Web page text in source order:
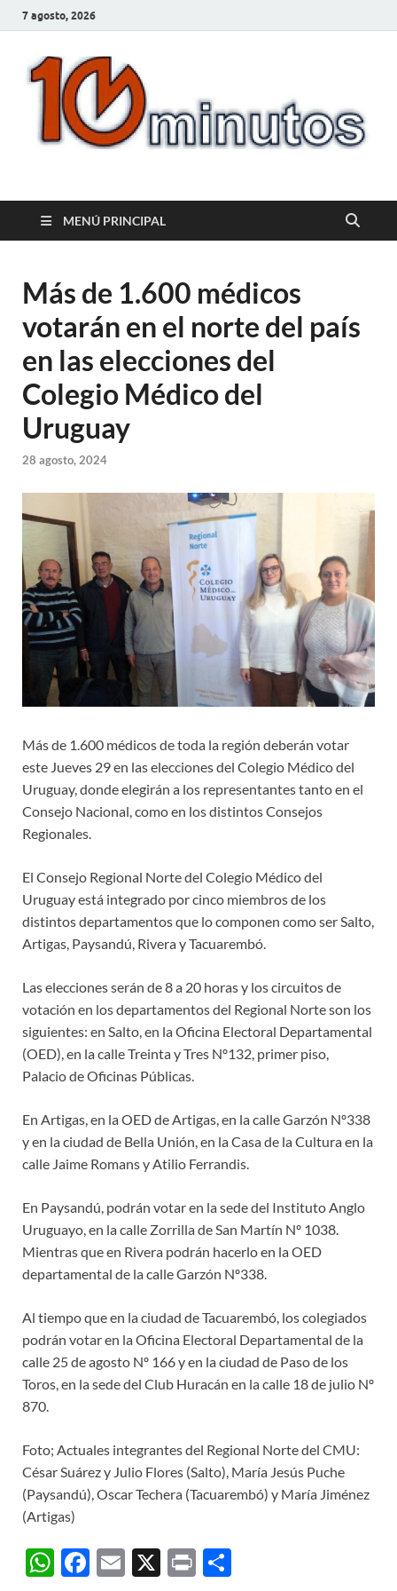
7 agosto, 2026
10minutos.com.uy
MENÚ PRINCIPAL
Más de 1.600 médicos
votarán en el norte del país
en las elecciones del
Colegio Médico del
Uruguay
28 agosto, 2024
Más de 1.600 médicos de toda la región deberán votar
este Jueves 29 en las elecciones del Colegio Médico del
Uruguay, donde elegirán a los representantes tanto en el
Consejo Nacional, como en los distintos Consejos
Regionales.
El Consejo Regional Norte del Colegio Médico del
Uruguay está integrado por cinco miembros de los
distintos departamentos que lo componen como ser Salto,
Artigas, Paysandú, Rivera y Tacuarembó.
Las elecciones serán de 8 a 20 horas y los circuitos de
votación en los departamentos del Regional Norte son los
siguientes: en Salto, en la Oficina Electoral Departamental
(OED), en la calle Treinta y Tres Nº132, primer piso,
Palacio de Oficinas Públicas.
En Artigas, en la OED de Artigas, en la calle Garzón Nº338
y en la ciudad de Bella Unión, en la Casa de la Cultura en la
calle Jaime Romans y Atilio Ferrandis.
En Paysandú, podrán votar en la sede del Instituto Anglo
Uruguayo, en la calle Zorrilla de San Martín Nº 1038.
Mientras que en Rivera podrán hacerlo en la OED
departamental de la calle Garzón Nº338.
Al tiempo que en la ciudad de Tacuarembó, los colegiados
podrán votar en la Oficina Electoral Departamental de la
calle 25 de agosto Nº 166 y en la ciudad de Paso de los
Toros, en la sede del Club Huracán en la calle 18 de julio Nº
870.
Foto; Actuales integrantes del Regional Norte del CMU:
César Suárez y Julio Flores (Salto), María Jesús Puche
(Paysandú), Oscar Techera (Tacuarembó) y María Jiménez
(Artigas)
W F
E
X
P